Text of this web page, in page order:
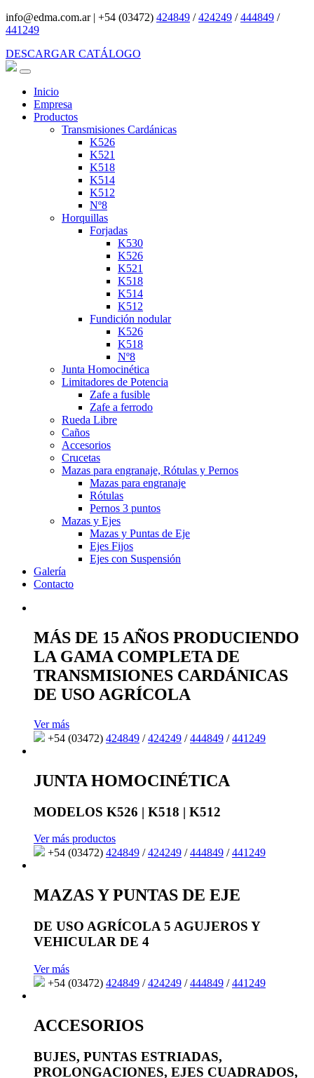
info@edma.com.ar| +54 (03472) 424849 /424249 /444849 /
441249
DESCARGAR CATÁLOGO
Inicio
Empresa
Productos
Transmisiones Cardánicas
K526
K521
K518
K514
K512
Nº8
Horquillas
Forjadas
K530
K526
K521
K518
K514
K512
Fundición nodular
K526
K518
Nº8
Junta Homocinética
Limitadores de Potencia
Zafe a fusible
Zafe a ferrodo
Rueda Libre
Caños
Accesorios
Crucetas
Mazas para engranaje, Rótulas y Pernos
Mazas para engranaje
Rótulas
Pernos 3 puntos
Mazas y Ejes
Mazas y Puntas de Eje
Ejes Fijos
Ejes con Suspensión
Galería
Contacto
MÁS DE 15 AÑOS PRODUCIENDO
LA GAMA COMPLETA DE
TRANSMISIONES CARDÁNICAS
DE USO AGRÍCOLA
Ver más
+54 (03472) 424849 /424249 /444849 /441249
JUNTA HOMOCINÉTICA
MODELOS K526 | K518 | K512
Ver más productos
+54 (03472) 424849 /424249 /444849 /441249
MAZAS Y PUNTAS DE EJE
DE USO AGRÍCOLA 5 AGUJEROS Y
VEHICULAR DE 4
Ver más
+54 (03472) 424849 /424249 /444849 /441249
ACCESORIOS
BUJES, PUNTAS ESTRIADAS,
PROLONGACIONES, EJES CUADRADOS,